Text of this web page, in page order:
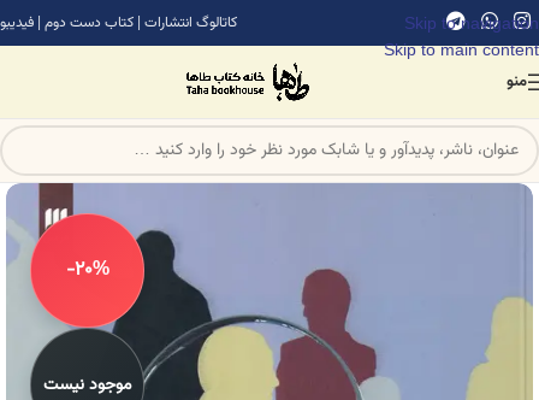
Skip to navigation
Skip to main content
کاتالوگ انتشارات | کتاب دست دوم | فیدیبو
منو
-20%
موجود نیست